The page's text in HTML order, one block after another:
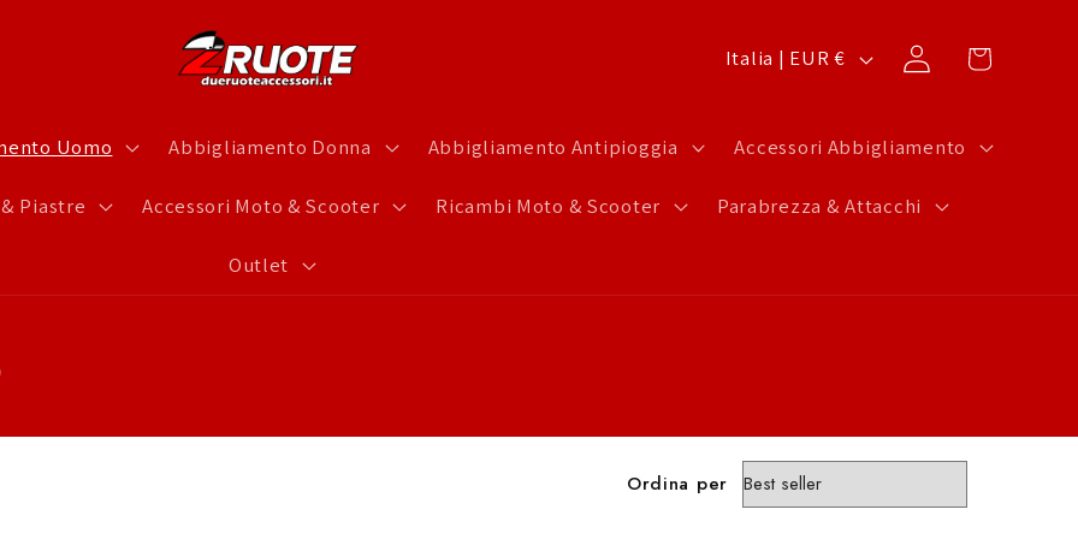
Uomo Abbigliamento Donna Abbigliamento Antipioggia Accessori Abbigliamento
Piastre Accessori Moto & Scooter Ricambi Moto & Scooter Parabrezza & Attacchi
Outlet
e
e
Italia | EUR € Accedi Carrello
Ordina per